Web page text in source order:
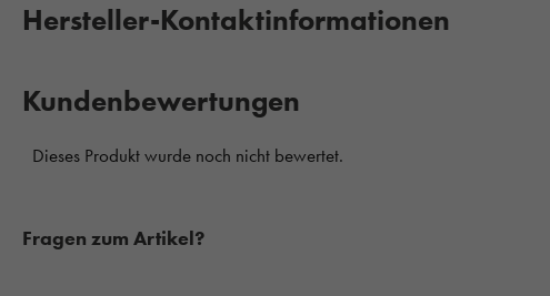
Hersteller-Kontaktinformationen
Kundenbewertungen
Fragen zum Artikel?